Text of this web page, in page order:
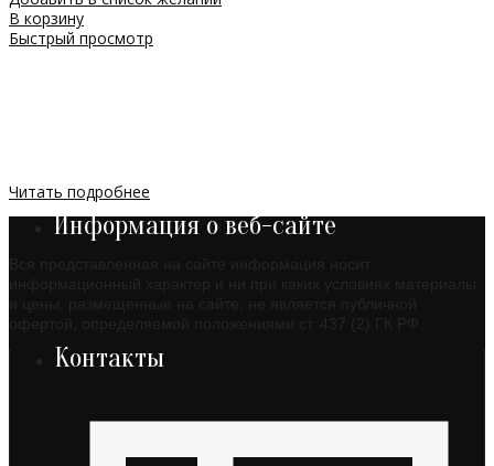
В корзину
Быстрый просмотр
Читать подробнее
Информация о веб-сайте
Контакты